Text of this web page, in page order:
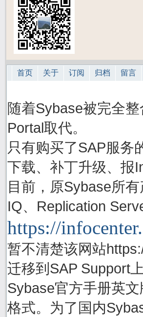
首页 关于 订阅 归档 留言
随着Sybase被完全
Portal取代。
只有购买了SAP服务
下载、补丁升级、报
目前，原Sybase所
IQ、Replication
https://
暂不清楚该网站
迁移到SAP Support上
Sybase官方手册英
格式。为了国内